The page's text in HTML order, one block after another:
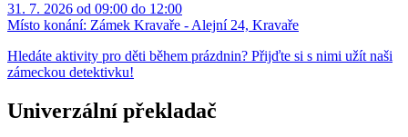
31. 7. 2026 od 09:00 do 12:00
Místo konání: Zámek Kravaře - Alejní 24, Kravaře
Hledáte aktivity pro děti během prázdnin? Přijďte si s nimi užít naši
zámeckou detektivku!
Univerzální překladač